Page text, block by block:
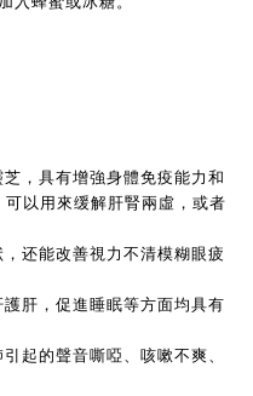
，具有增強身體免疫能力和
以用來缓解肝腎兩虛，或者
还能改善視力不清模糊眼疲
肝，促進睡眠等方面均具有
起的聲音嘶啞、咳嗽不爽、